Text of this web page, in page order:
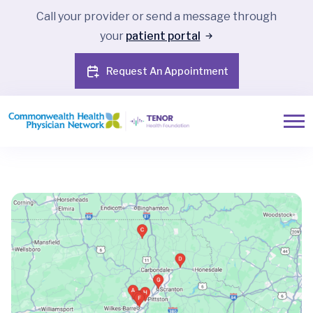
Call your provider or send a message through
your patient portal
Request An Appointment